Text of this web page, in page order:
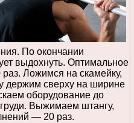
По окончании
выдохнуть. Оптимальное
Ложимся на скамейку,
держим сверху на ширине
оборудование до
Выжимаем штангу,
— 20 раз.